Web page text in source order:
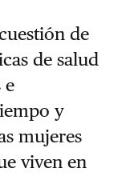
de
de salud
e
y
mujeres
viven en